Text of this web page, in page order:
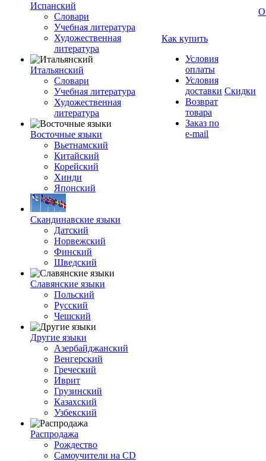
Испанский
Словари
Учебная литература
Художественная
литература
Итальянский
Словари
Учебная литература
Художественная
литература
Восточные языки
Вьетнамский
Китайский
Корейский
Хинди
Японский
Скандинавские языки
Датский
Норвежский
Финский
Шведский
Славянские языки
Польский
Русский
Чешский
Другие языки
Азербайджанский
Венгерский
Греческий
Иврит
Грузинский
Казахский
Узбекский
Распродажа
Рождество
Самоучители на CD
Как купить
Условия
оплаты
Условия
доставки
Возврат
товара
Заказ по
e-mail
Скидки
О